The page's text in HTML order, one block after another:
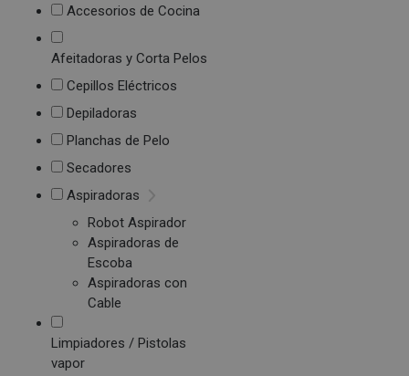
Accesorios de Cocina
Afeitadoras y Corta Pelos
Cepillos Eléctricos
Depiladoras
Planchas de Pelo
Secadores
Aspiradoras
Robot Aspirador
Aspiradoras de
Escoba
Aspiradoras con
Cable
Limpiadores / Pistolas
vapor